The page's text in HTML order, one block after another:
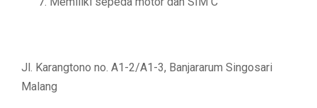
Jl. Karangtono no. A1-2/A1-3, Banjararum Singosari
Malang